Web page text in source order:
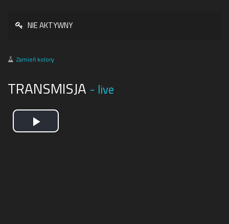
NIE AKTYWNY
Zamień kolory
TRANSMISJA - live
Play